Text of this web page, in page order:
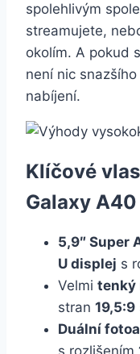
spolehlivým
streamujete,
okolím. A pokud
není nic
nabíjení.
Klíčové
Galaxy
5,9″ Super
U displej s
Velmi tenký
stran 19,5:9
Duální